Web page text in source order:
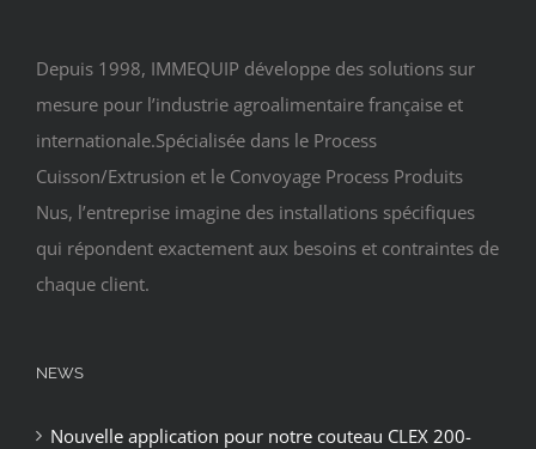
Depuis 1998, IMMEQUIP développe des solutions sur
mesure pour l’industrie agroalimentaire française et
internationale.Spécialisée dans le Process
Cuisson/Extrusion et le Convoyage Process Produits
Nus, l’entreprise imagine des installations spécifiques
qui répondent exactement aux besoins et contraintes de
chaque client.
NEWS
Nouvelle application pour notre couteau CLEX 200-